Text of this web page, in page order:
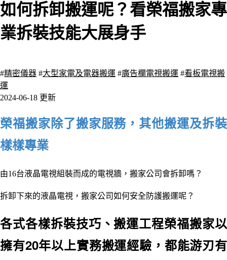
如何拆卸搬運呢？看榮福搬家專
業拆裝技能大展身手
#精密儀器 #大型家電及電器搬運 #廣告欄電視搬運 #看板電視搬
運
2024-06-18 更新
榮福搬家除了搬家服務，其他搬運及拆裝
樣樣專業
由16台液晶電視組裝而成的電視牆 ， 搬家公司會拆卸嗎？
拆卸下來的液晶電視 ， 搬家公司如何安全防護搬運呢？
各式各樣拆裝技巧、搬運工程榮福搬家以
擁有20年以上實務搬運經驗， 都能游刃有